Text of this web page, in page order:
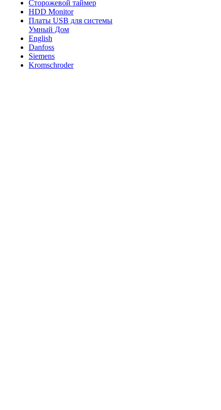
Сторожевой таймер
HDD Monitor
Платы USB для системы
Умный Дом
English
Danfoss
Siemens
Kromschroder